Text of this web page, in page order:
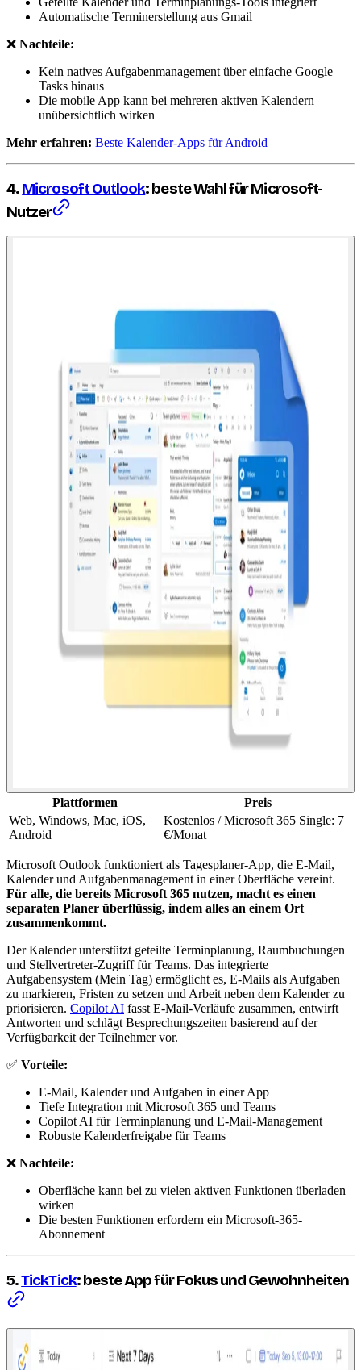
Automatische Terminerstellung aus Gmail
❌ Nachteile:
Kein natives Aufgabenmanagement über einfache Google
Tasks hinaus
Die mobile App kann bei mehreren aktiven Kalendern
unübersichtlich wirken
Mehr erfahren: Beste Kalender-Apps für Android
4.Microsoft Outlook: beste Wahl für Microsoft-
Nutzer
Plattformen
Preis
Web, Windows, Mac, iOS,
Android
Kostenlos / Microsoft 365 Single: 7
€/Monat
Microsoft Outlook funktioniert als Tagesplaner-App, die E-Mail,
Kalender und Aufgabenmanagement in einer Oberfläche vereint.
Für alle, die bereits Microsoft 365 nutzen, macht es einen
separaten Planer überflüssig, indem alles an einem Ort
zusammenkommt.
Der Kalender unterstützt geteilte Terminplanung, Raumbuchungen
und Stellvertreter-Zugriff für Teams. Das integrierte
Aufgabensystem (Mein Tag) ermöglicht es, E-Mails als Aufgaben
zu markieren, Fristen zu setzen und Arbeit neben dem Kalender zu
priorisieren. Copilot AI fasst E-Mail-Verläufe zusammen, entwirft
Antworten und schlägt Besprechungszeiten basierend auf der
Verfügbarkeit der Teilnehmer vor.
✅ Vorteile:
E-Mail, Kalender und Aufgaben in einer App
Tiefe Integration mit Microsoft 365 und Teams
Copilot AI für Terminplanung und E-Mail-Management
Robuste Kalenderfreigabe für Teams
❌ Nachteile:
Oberfläche kann bei zu vielen aktiven Funktionen überladen
wirken
Die besten Funktionen erfordern ein Microsoft-365-
Abonnement
5.TickTick: beste App für Fokus und Gewohnheiten